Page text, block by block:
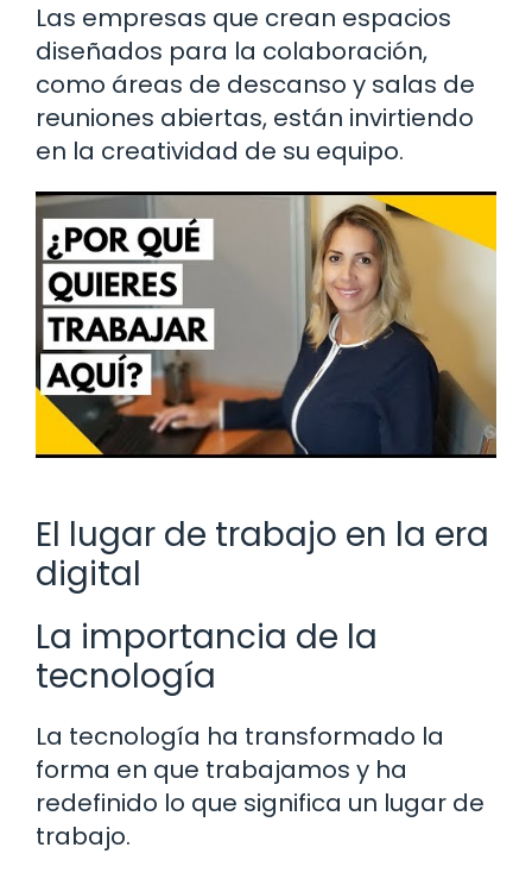
Las empresas que crean espacios
diseñados para la colaboración,
como áreas de descanso y salas de
reuniones abiertas, están invirtiendo
en la creatividad de su equipo.
El lugar de trabajo en la era
digital
La importancia de la
tecnología
La tecnología ha transformado la
forma en que trabajamos y ha
redefinido lo que significa un lugar de
trabajo.